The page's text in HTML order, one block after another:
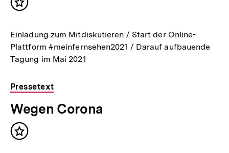
Inhalt
Einladung zum Mitdiskutieren / Start der Online-
Plattform #meinfernsehen2021 / Darauf aufbauende
Tagung im Mai 2021
Pressetext
Wegen Corona
Inhalt